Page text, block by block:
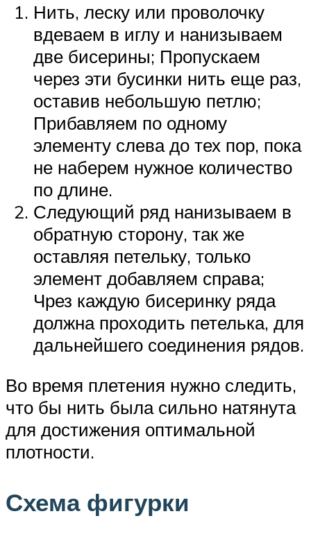
Нить, леску или проволочку
вдеваем в иглу и нанизываем
две бисерины; Пропускаем
через эти бусинки нить еще раз,
оставив небольшую петлю;
Прибавляем по одному
элементу слева до тех пор, пока
не наберем нужное количество
по длине.
Следующий ряд нанизываем в
обратную сторону, так же
оставляя петельку, только
элемент добавляем справа;
Чрез каждую бисеринку ряда
должна проходить петелька, для
дальнейшего соединения рядов.
Во время плетения нужно следить,
что бы нить была сильно натянута
для достижения оптимальной
плотности.
Схема фигурки